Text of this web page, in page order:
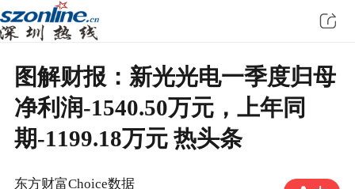
图解财报：新光光电一季度归母
净利润-1540.50万元，上年同
期-1199.18万元 热头条
东方财富Choice数据